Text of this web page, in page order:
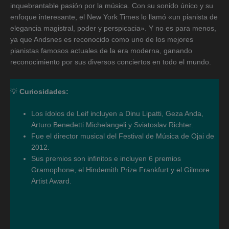
inquebrantable pasión por la música. Con su sonido único y su
enfoque interesante, el New York Times lo llamó «un pianista de
elegancia magistral, poder y perspicacia». Y no es para menos,
ya que Andsnes es reconocido como uno de los mejores
pianistas famosos actuales de la era moderna, ganando
reconocimiento por sus diversos conciertos en todo el mundo.
💡 Curiosidades:
Los ídolos de Leif incluyen a Dinu Lipatti, Geza Anda,
Arturo Benedetti Michelangeli y Sviatoslav Richter.
Fue el director musical del Festival de Música de Ojai de
2012.
Sus premios son infinitos e incluyen 6 premios
Gramophone, el Hindemith Prize Frankfurt y el Gilmore
Artist Award.